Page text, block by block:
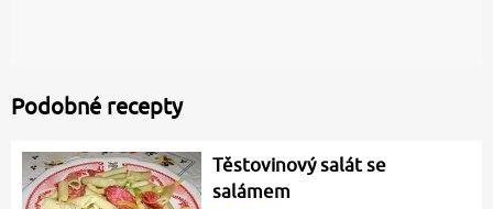
Podobné recepty
Těstovinový salát se
salámem